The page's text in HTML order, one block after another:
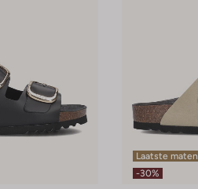
Laatste maten
-30%